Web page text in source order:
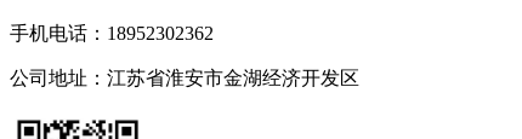
手机电话：18952302362
公司地址：江苏省淮安市金湖经济开发区